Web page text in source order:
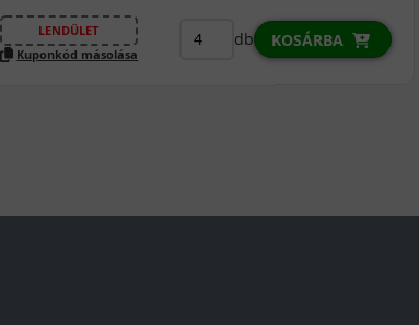
LENDÜLET
Kuponkód másolása
db KOSÁRBA